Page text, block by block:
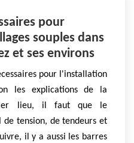
pour
souples dans
et ses environs
pour l'installation
les explications de la
lieu, il faut que le
tension, de tendeurs et
il y a aussi les barres